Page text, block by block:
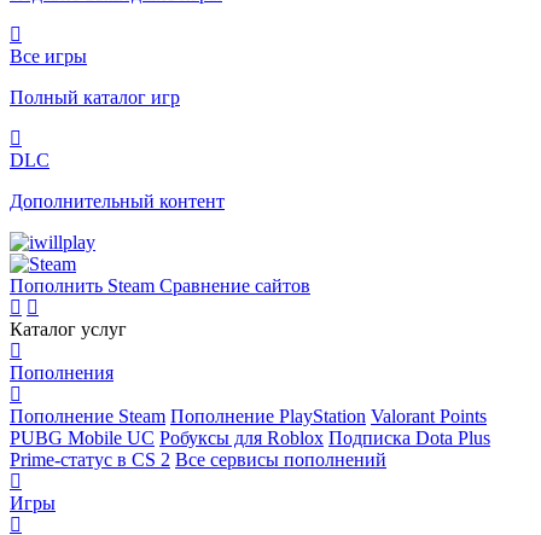
Все игры
Полный каталог игр
DLC
Дополнительный контент
Пополнить Steam Сравнение сайтов
Каталог услуг
Пополнения
Пополнение Steam Пополнение PlayStation Valorant Points
PUBG Mobile UC Робуксы для Roblox Подписка Dota Plus
Prime-статус в CS 2 Все сервисы пополнений
Игры